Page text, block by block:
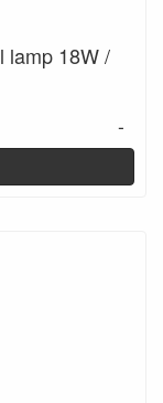
lamp 18W /
-